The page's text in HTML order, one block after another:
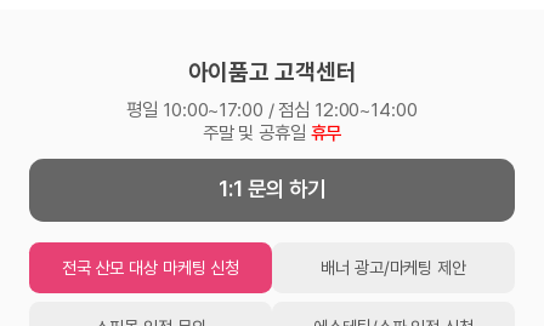
아이품고 고객센터
평일 10:00~17:00 / 점심 12:00~14:00
주말 및 공휴일 휴무
1:1 문의 하기
전국 산모 대상 마케팅 신청 배너 광고/마케팅 제안